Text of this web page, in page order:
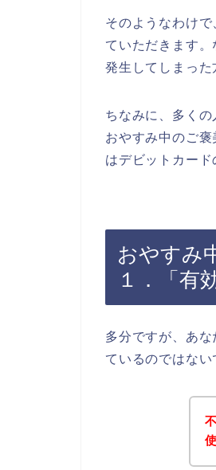
そのようなわけ
ていただきます
発生してしまった
ちなみに、多く
おやすみ中のご
はデビットカー
おやすみ
１．「有
多分ですが、あ
ているのではない